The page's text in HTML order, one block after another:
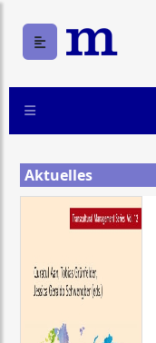
Aktuelles